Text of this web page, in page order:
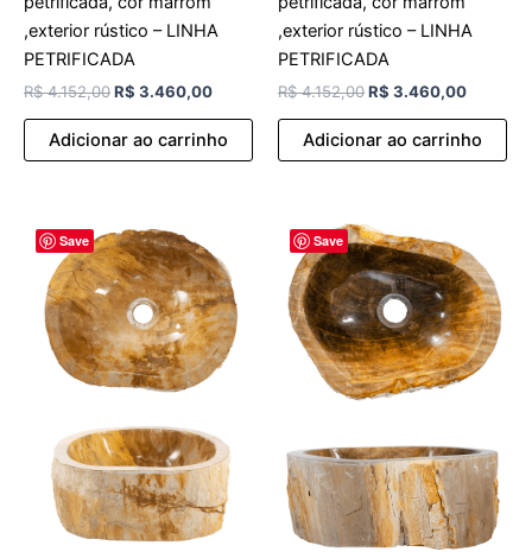
,exterior rústico – LINHA
PETRIFICADA
R$4.152,00R$ 3.460,00
Adicionar ao carrinho
,exterior rústico – LINHA
PETRIFICADA
R$4.152,00R$ 3.460,00
Adicionar ao carrinho
Save
preço
original
era:
R$ 4.152,00.
atual
é:
R$ 3.460,00.
Save
O
preço
original
era:
R$ 4.152,00.
atual
é:
R$